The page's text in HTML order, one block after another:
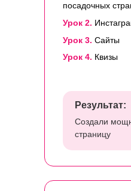
посадочных
Урок 2.
Урок 3. Сайты
Результат:
Создали
страницу
Урок 4. Квизы